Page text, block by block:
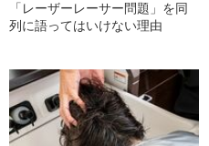
「レーザーレーサー問題」を同
列に語ってはいけない理由